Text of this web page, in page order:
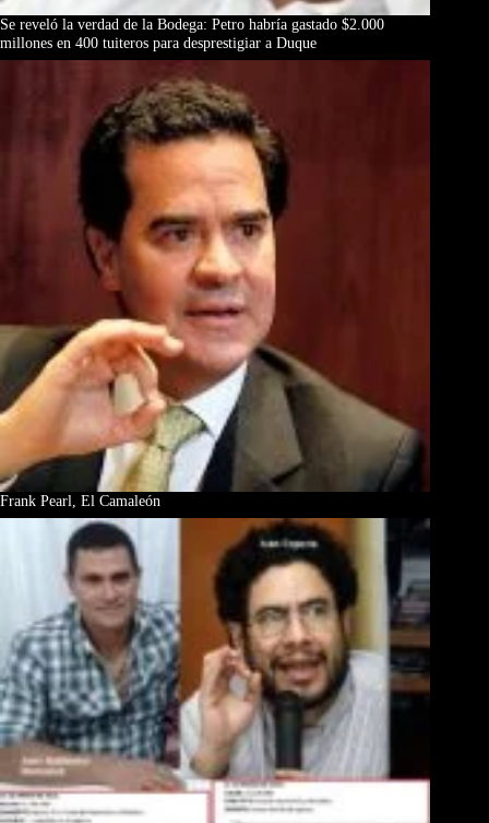
Se reveló la verdad de la Bodega: Petro habría gastado $2.000
millones en 400 tuiteros para desprestigiar a Duque
Frank Pearl, El Camaleón